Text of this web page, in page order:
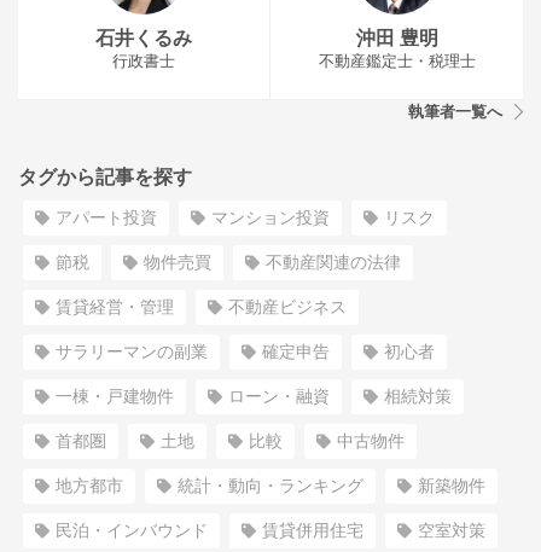
石井くるみ
行政書士
沖田 豊明
不動産鑑定士・税理士
執筆者一覧へ
タグから記事を探す
アパート投資 マンション投資 リスク
節税 物件売買 不動産関連の法律
賃貸経営・管理 不動産ビジネス
サラリーマンの副業 確定申告 初心者
一棟・戸建物件 ローン・融資 相続対策
首都圏 土地 比較 中古物件
地方都市 統計・動向・ランキング 新築物件
民泊・インバウンド 賃貸併用住宅 空室対策